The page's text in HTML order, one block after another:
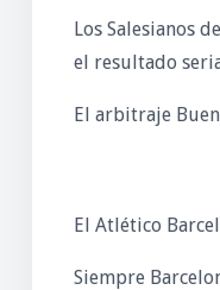
Los Salesianos
el resultado
El arbitraje
El Atlético
Siempre